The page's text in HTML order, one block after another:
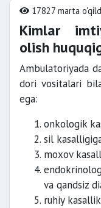
17827 marta
Kimlar
olish
Ambulatoriyada
dori vositalari
ega:
onkologik
sil
moxov
va qandsiz
ruhiy